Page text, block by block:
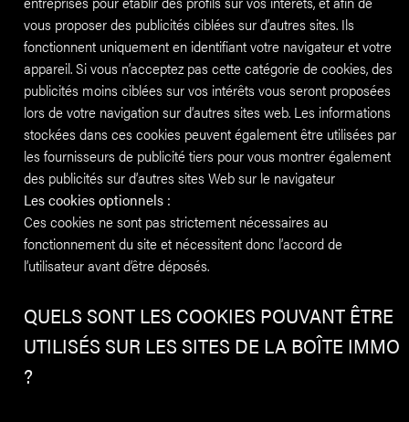
vous proposer des publicités ciblées sur d’autres sites. Ils
fonctionnent uniquement en identifiant votre navigateur et votre
appareil. Si vous n’acceptez pas cette catégorie de cookies, des
publicités moins ciblées sur vos intérêts vous seront proposées
lors de votre navigation sur d’autres sites web. Les informations
stockées dans ces cookies peuvent également être utilisées par
les fournisseurs de publicité tiers pour vous montrer également
des publicités sur d’autres sites Web sur le navigateur
Les cookies optionnels :
Ces cookies ne sont pas strictement nécessaires au
fonctionnement du site et nécessitent donc l’accord de
l’utilisateur avant d’être déposés.
QUELS SONT LES COOKIES POUVANT ÊTRE
UTILISÉS SUR LES SITES DE LA BOÎTE IMMO
?